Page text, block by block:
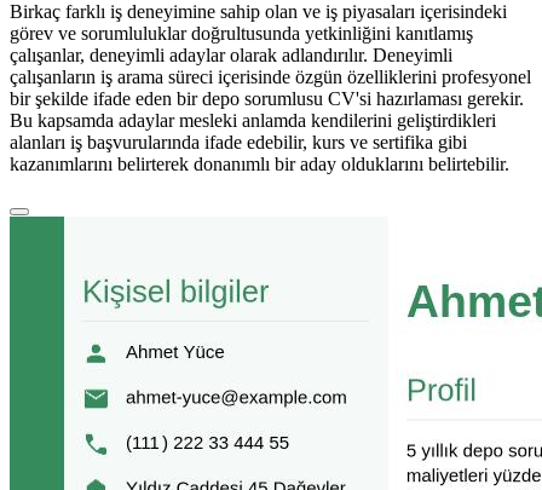
Birkaç farklı iş deneyimine sahip olan ve iş piyasaları içerisindeki
görev ve sorumluluklar doğrultusunda yetkinliğini kanıtlamış
çalışanlar, deneyimli adaylar olarak adlandırılır. Deneyimli
çalışanların iş arama süreci içerisinde özgün özelliklerini profesyonel
bir şekilde ifade eden bir depo sorumlusu CV'si hazırlaması gerekir.
Bu kapsamda adaylar mesleki anlamda kendilerini geliştirdikleri
alanları iş başvurularında ifade edebilir, kurs ve sertifika gibi
kazanımlarını belirterek donanımlı bir aday olduklarını belirtebilir.